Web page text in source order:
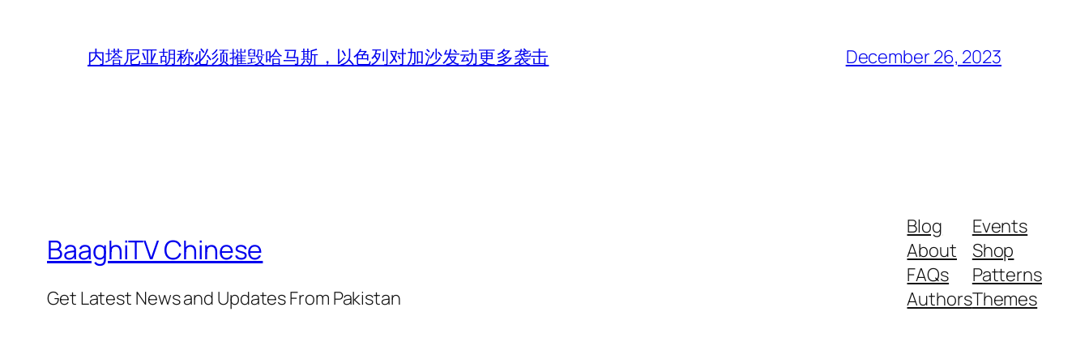
内塔尼亚胡称必须摧毁哈马斯，以色列对加沙发动更多袭击 December 26, 2023
BaaghiTV Chinese
Get Latest News and Updates From Pakistan
Blog
About
FAQs
Authors
Events
Shop
Patterns
Themes